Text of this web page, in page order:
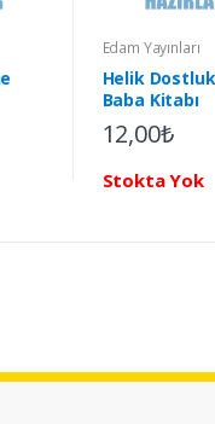
Edam Yayınları
Helik
Baba Kitabı
12,00₺
Stokta Yok